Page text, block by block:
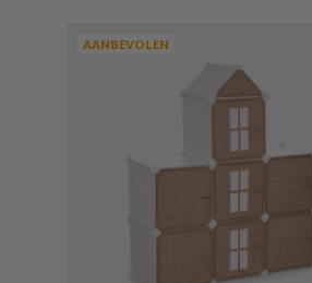
AANBEVOLEN